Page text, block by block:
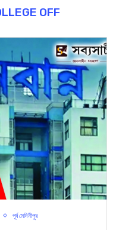
OFF
পূর্ব মেদিনীপুর